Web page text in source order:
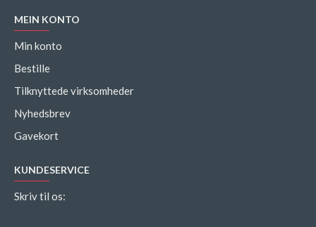
MEIN KONTO
Min konto
Bestille
Tilknyttede virksomheder
Nyhedsbrev
Gavekort
KUNDESERVICE
Skriv til os: